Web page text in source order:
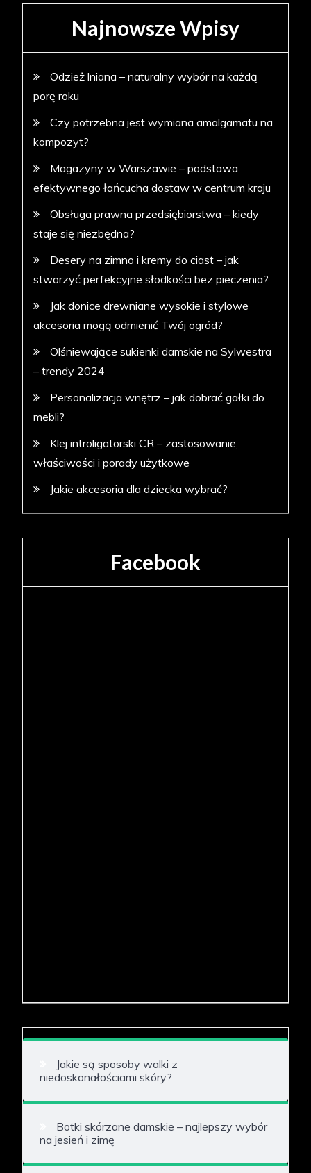
Najnowsze Wpisy
Odzież lniana – naturalny wybór na każdą
porę roku
Czy potrzebna jest wymiana amalgamatu na
kompozyt?
Magazyny w Warszawie – podstawa
efektywnego łańcucha dostaw w centrum kraju
Obsługa prawna przedsiębiorstwa – kiedy
staje się niezbędna?
Desery na zimno i kremy do ciast – jak
stworzyć perfekcyjne słodkości bez pieczenia?
Jak donice drewniane wysokie i stylowe
akcesoria mogą odmienić Twój ogród?
Olśniewające sukienki damskie na Sylwestra
– trendy 2024
Personalizacja wnętrz – jak dobrać gałki do
mebli?
Klej introligatorski CR – zastosowanie,
właściwości i porady użytkowe
Jakie akcesoria dla dziecka wybrać?
Facebook
Jakie są sposoby walki z
niedoskonałościami skóry?
Botki skórzane damskie – najlepszy wybór
na jesień i zimę